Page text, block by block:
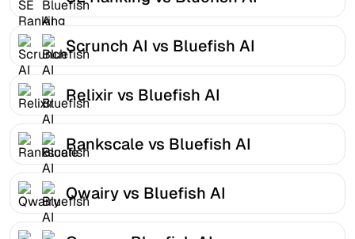
Scrunch AI vs Bluefish AI
Relixir vs Bluefish AI
Rankscale vs Bluefish AI
Qwairy vs Bluefish AI